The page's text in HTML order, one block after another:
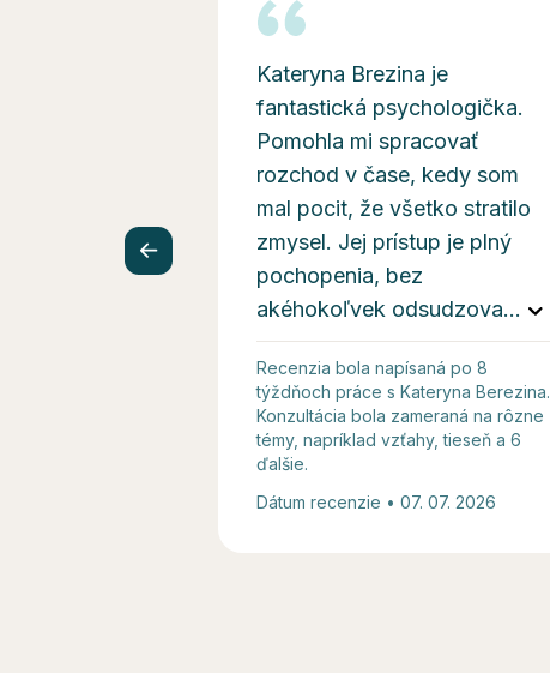
Kateryna Brezina je
fantastická psychologička.
Pomohla mi spracovať
rozchod v čase, kedy som
mal pocit, že všetko stratilo
zmysel. Jej prístup je plný
pochopenia, bez
akéhokoľvek odsudzova...
Recenzia bola napísaná po 8
týždňoch práce s Kateryna Berezina.
Konzultácia bola zameraná na rôzne
témy, napríklad vzťahy, tieseň a 6
ďalšie.
Dátum recenzie • 07. 07. 2026